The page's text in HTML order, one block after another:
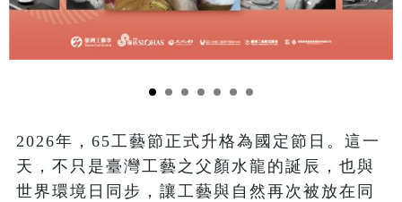
2026年，65工藝節正式升格為國定節日。這一
天，不只是臺灣工藝之父顏水龍的誕辰，也與
世界環境日同步，讓工藝與自然再次被放在同